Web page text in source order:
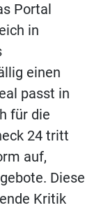
Portal
in
einen
passt in
für die
24 tritt
auf,
Diese
Kritik